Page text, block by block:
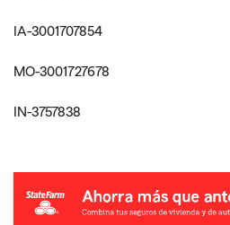
IA-3001707854
MO-3001727678
IN-3757838